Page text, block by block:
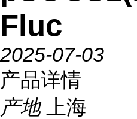
Fluc
2025-07-03
产品详情
产地
上海